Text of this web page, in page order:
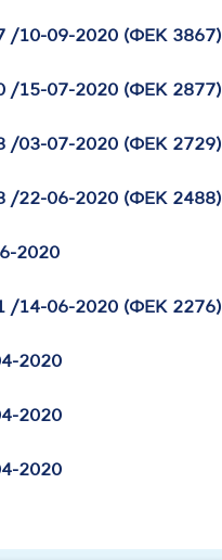
/10-09-2020 (ΦΕΚ 3867)
/15-07-2020 (ΦΕΚ 2877)
/03-07-2020 (ΦΕΚ 2729)
/22-06-2020 (ΦΕΚ 2488)
2020
/14-06-2020 (ΦΕΚ 2276)
2020
2020
2020